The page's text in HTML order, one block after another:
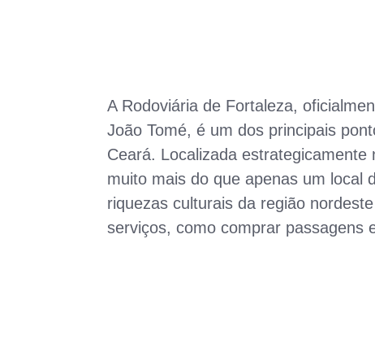
A Rodoviária de Fortaleza,
João Tomé, é um dos principais
Ceará. Localizada
muito mais do que apenas um local
riquezas culturais da região
serviços, como comprar passagens